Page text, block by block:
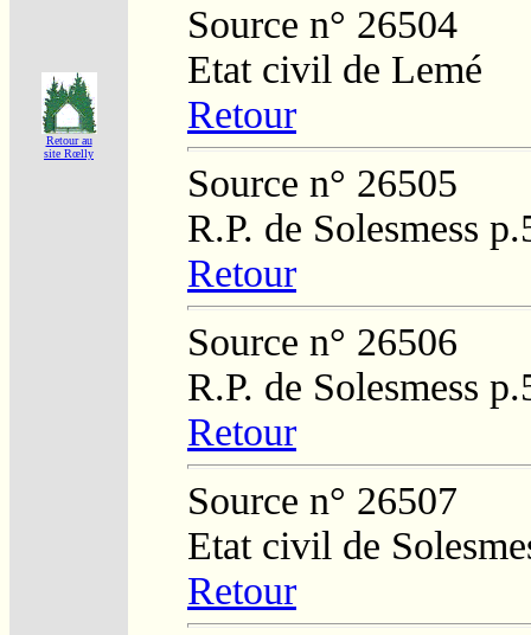
Retour au
site Rœlly
Source n° 26504
Etat civil de Lemé
Retour
Source n° 26505
R.P. de Solesmess
Retour
Source n° 26506
R.P. de Solesmess
Retour
Source n° 26507
Etat civil de
Retour